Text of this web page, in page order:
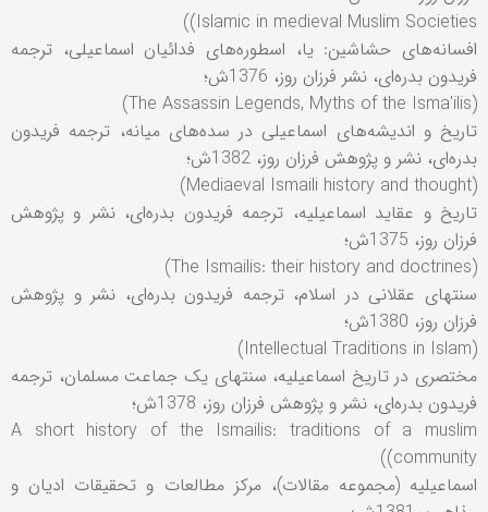
Islamic in medieval Muslim Societies))
افسانه‌های حشاشين: يا، اسطوره‌های فدائيان اسماعيلی، ترجمه
فريدون بدره‌ای، نشر فرزان روز، 1376ش؛
(The Assassin Legends, Myths of the Isma'ilis)
تاريخ و انديشه‌های اسماعيلی در سده‌های ميانه، ترجمه فريدون
بدره‌ای، نشر و پژوهش فرزان روز، 1382ش؛
(Mediaeval Ismaili history and thought)
تاريخ و عقايد اسماعيليه، ترجمه فريدون بدره‌ای، نشر و پژوهش
فرزان روز، 1375ش؛
(The Ismailis: their history and doctrines)
سنتهای عقلانی در اسلام، ترجمه فريدون بدره‌ای، نشر و پژوهش
فرزان روز، 1380ش؛
(Intellectual Traditions in Islam)
مختصری در تاريخ اسماعيليه، سنتهای يک جماعت مسلمان، ترجمه
فريدون بدره‌ای، نشر و پژوهش فرزان روز، 1378ش؛
A short history of the Ismailis: traditions of a muslim
community))
اسماعيليه (مجموعه مقالات)، مرکز مطالعات و تحقيقات اديان و